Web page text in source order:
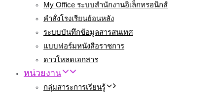
My Office ระบบสำนักงานอิเล็กทรอนิกส์
คำสั่งโรงเรียนย้อนหลัง
ระบบบันทึกข้อมูลสารสนเทศ
แบบฟอร์มหนังสือราชการ
ดาวโหลดเอกสาร
หน่วยงาน
กลุ่มสาระการเรียนรู้